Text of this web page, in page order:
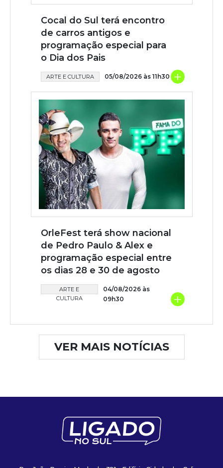
Cocal do Sul terá encontro
de carros antigos e
programação especial para
o Dia dos Pais
ARTE E CULTURA 05/08/2026 às 11h30 +
OrleFest terá show nacional
de Pedro Paulo & Alex e
programação especial entre
os dias 28 e 30 de agosto
ARTE E
CULTURA
04/08/2026 às
09h30
+
VER MAIS NOTÍCIAS